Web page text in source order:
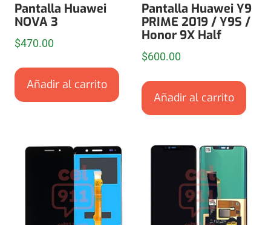
Pantalla Huawei
NOVA 3
$470.00
Añadir al carrito
Pantalla Huawei Y9
PRIME 2019 / Y9S /
Honor 9X Half
$600.00
Añadir al carrito